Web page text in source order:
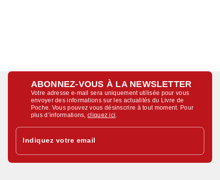
ABONNEZ-VOUS À LA NEWSLETTER
Votre adresse e-mail sera uniquement utilisée pour vous
envoyer des informations sur les actualités du Livre de
Poche. Vous pouvez vous désinscrire à tout moment. Pour
plus d’informations,cliquez ici
Indiquez votre email